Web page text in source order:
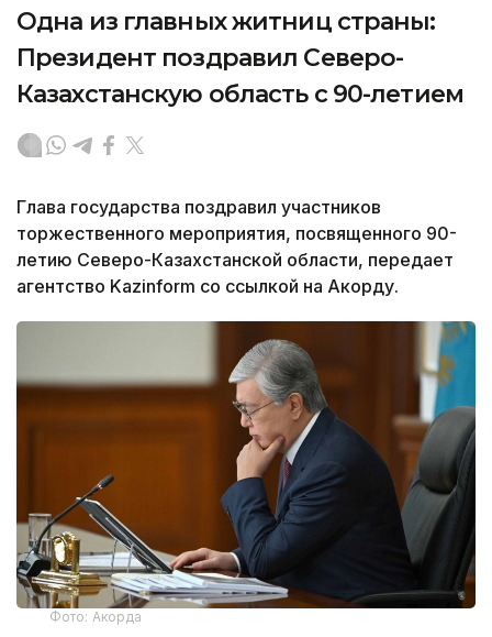
Одна из главных житниц страны:
Президент поздравил Северо-
Казахстанскую область с 90-летием
Глава государства поздравил участников
торжественного мероприятия, посвященного 90-
летию Северо-Казахстанской области, передает
агентство Kazinform со ссылкой на Акорду.
Фото: Акорда